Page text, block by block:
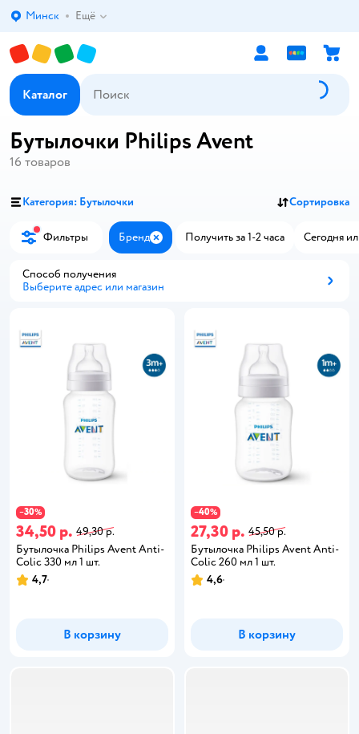
Выбор адреса доставки.
Минск Ещё
Каталог
Бутылочки Philips Avent
16 товаров
Категория: Бутылочки Сортировка
Фильтры Бренд ЗакрытьПолучить за 1-2 часа Сегодня
Способ получения
Выберите адрес или магазин
−30%
34,50 р. 49,30 р.
Бутылочка Philips Avent Anti-
Colic 330 мл 1 шт.
4,7
В корзину
−40%
27,30 р. 45,50 р.
Бутылочка Philips Avent Anti-
Colic 260 мл 1 шт.
4,6
В корзину